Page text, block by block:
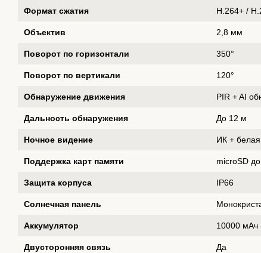
Формат сжатия H.264+ /
Объектив 2,8 мм
Поворот по горизонтали 350°
Поворот по вертикали 120°
Обнаружение движения PIR + AI
Дальность обнаружения До 12 м
Ночное видение ИК +
Поддержка карт памяти microSD
Защита корпуса IP66
Солнечная панель
Аккумулятор 10000 мАч
Двусторонняя связь Да